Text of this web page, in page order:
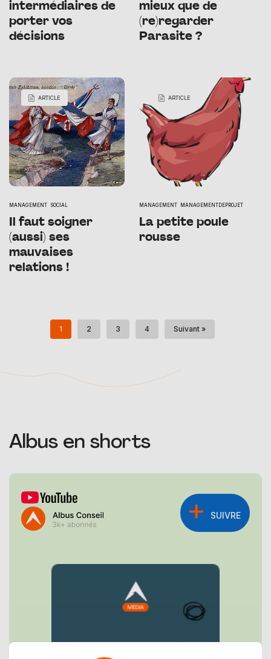
intermédiaires de
porter vos
décisions
mieux que de
(re)regarder
Parasite ?
ARTICLE
MANAGEMENT SOCIAL
Il faut soigner
(aussi) ses
mauvaises
relations !
ARTICLE
MANAGEMENT MANAGEMENTDEPROJET
La petite poule
rousse
1 2 3 4 Suivant »
Albus en shorts
SUIVRE